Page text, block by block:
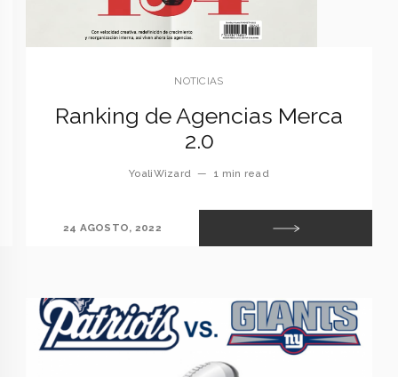
NOTICIAS
Ranking de Agencias Merca
2.0
YoaliWizard — 1 min read
24 AGOSTO, 2022